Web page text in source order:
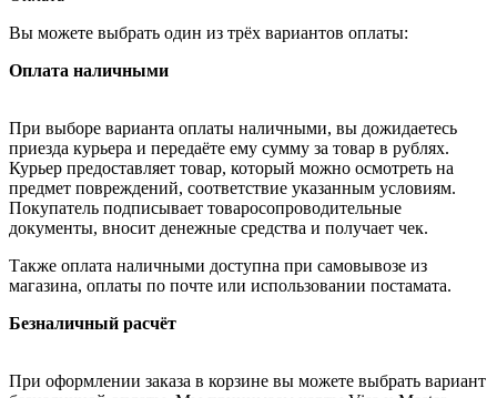
Вы можете выбрать один из трёх вариантов оплаты:
Оплата наличными
При выборе варианта оплаты наличными, вы дожидаетесь
приезда курьера и передаёте ему сумму за товар в рублях.
Курьер предоставляет товар, который можно осмотреть на
предмет повреждений, соответствие указанным условиям.
Покупатель подписывает товаросопроводительные
документы, вносит денежные средства и получает чек.
Также оплата наличными доступна при самовывозе из
магазина, оплаты по почте или использовании постамата.
Безналичный расчёт
При оформлении заказа в корзине вы можете выбрать вариант